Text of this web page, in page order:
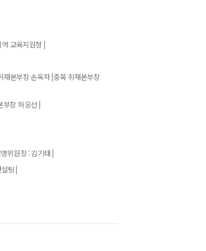
교육지원청 |
재본부장 손옥자 |충북 취재본부장
부장 허응선 |
위원장 : 김기태 |
팅 |